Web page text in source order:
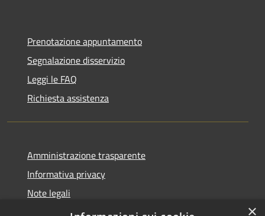
Prenotazione appuntamento
Segnalazione disservizio
Leggi le FAQ
Richiesta assistenza
Amministrazione trasparente
Informativa privacy
Note legali
Dichiarazione di accessibilità
×